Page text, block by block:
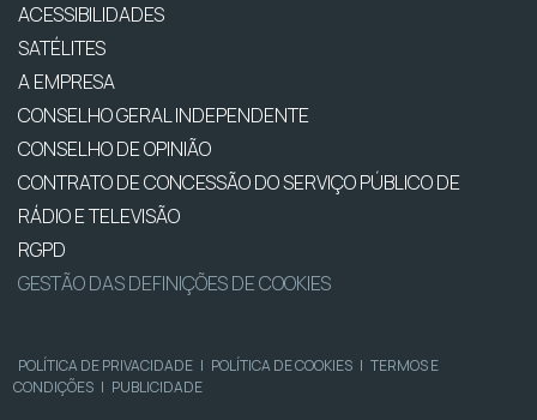
ACESSIBILIDADES
SATÉLITES
A EMPRESA
CONSELHO GERAL INDEPENDENTE
CONSELHO DE OPINIÃO
CONTRATO DE CONCESSÃO DO SERVIÇO PÚBLICO DE
RÁDIO E TELEVISÃO
RGPD
GESTÃO DAS DEFINIÇÕES DE COOKIES
POLÍTICA DE PRIVACIDADE | POLÍTICA DE COOKIES | TERMOS E
CONDIÇÕES | PUBLICIDADE